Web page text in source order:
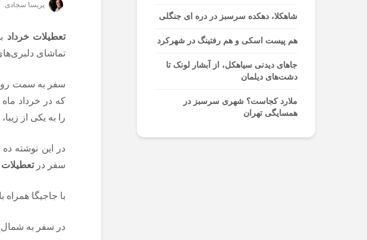
پریسا سجادی
تعطیلات خرداد
تماشای
سفر به سمت
که در خرداد
را به یکی از
در این نوشته
سفر در تعطیلات
با جاجیگا همراه
در سفر به شمال
شاهکلا، دهکده سرسبز در دره ای جنگلی
هم پیست اسکی و هم رفتینگ در شهرکرد
جاهای دیدنی سیاهکل، از آبشار لونک تا
دشت‌های دیلمان
ملارد کجاست؟ شهری سرسبز در
همسایگی تهران